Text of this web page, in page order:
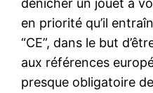
dénicher un jouet à
en priorité qu’il
“CE”, dans le but
aux références
presque obligatoire